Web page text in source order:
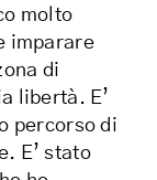
molto
imparare
di
libertà. E’
percorso di
E’ stato